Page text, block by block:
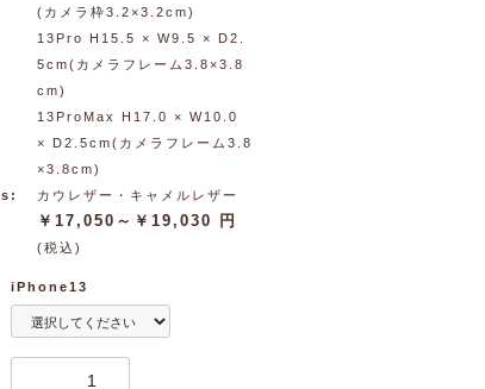
(カメラ枠3.2×3.2cm)
13Pro H15.5 × W9.5 × D2.
5cm(カメラフレーム3.8×3.8
cm)
13ProMax H17.0 × W10.0
× D2.5cm(カメラフレーム3.8
×3.8cm)
カウレザー・キャメルレザー
￥17,050～￥19,030 円
(税込)
iPhone13